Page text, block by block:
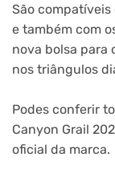
São compatíveis
e também com
nova bolsa para
nos triângulos
Podes conferir
Canyon Grail
oficial da marca.